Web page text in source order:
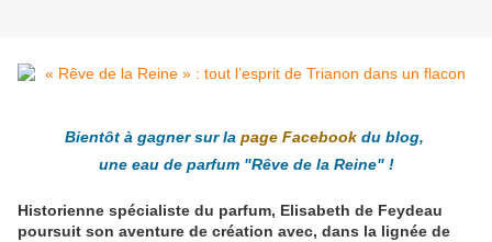
Bientôt à gagner sur la page Facebook du blog,
une eau de parfum "Rêve de la Reine" !
Historienne spécialiste du parfum, Elisabeth de Feydeau
poursuit son aventure de création avec, dans la lignée de